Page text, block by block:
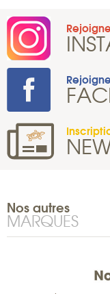
Nos autres
MARQUES